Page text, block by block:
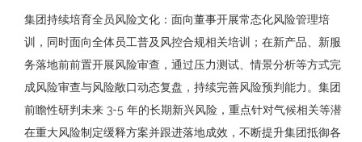
集团持续培育全员风险文化：面向董事开展常态化风险管理培
训，同时面向全体员工普及风控合规相关培训；在新产品、新服
务落地前前置开展风险审查，通过压力测试、情景分析等方式完
成风险审查与风险敞口动态复盘，持续完善风险预判能力。集团
前瞻性研判未来 3-5 年的长期新兴风险，重点针对气候相关等潜
在重大风险制定缓释方案并跟进落地成效，不断提升集团抵御各